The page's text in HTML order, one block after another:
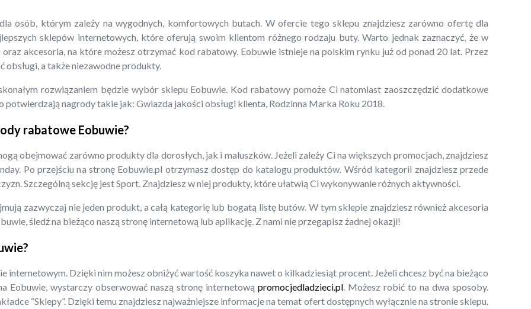
osób, którym zależy na wygodnych, komfortowych butach. W ofercie tego sklepu znajdziesz zarówno ofertę dla
sklepów internetowych, które oferują swoim klientom różnego rodzaju buty. Warto jednak zaznaczyć, że w
akcesoria, na które możesz otrzymać kod rabatowy. Eobuwie istnieje na polskim rynku już od ponad 20 lat. Przez
obsługi, a także niezawodne produkty.
rozwiązaniem będzie wybór sklepu Eobuwie. Kod rabatowy pomoże Ci natomiast zaoszczędzić dodatkowe
potwierdzają nagrody takie jak: Gwiazda jakości obsługi klienta, Rodzinna Marka Roku 2018.
rabatowe Eobuwie?
obejmować zarówno produkty dla dorosłych, jak i maluszków. Jeżeli zależy Ci na większych promocjach, znajdziesz
Po przejściu na stronę Eobuwie.pl otrzymasz dostęp do katalogu produktów. Wśród kategorii znajdziesz przede
Szczególną sekcję jest Sport. Znajdziesz w niej produkty, które ułatwią Ci wykonywanie różnych aktywności.
zazwyczaj nie jeden produkt, a całą kategorię lub bogatą listę butów. W tym sklepie znajdziesz również akcesoria
śledź na bieżąco naszą stronę internetową lub aplikację. Z nami nie przegapisz żadnej okazji!
internetowym. Dzięki nim możesz obniżyć wartość koszyka nawet o kilkadziesiąt procent. Jeżeli chcesz być na bieżąco
Eobuwie, wystarczy obserwować naszą stronę internetową promocjedladzieci.pl. Możesz robić to na dwa sposoby.
“Sklepy”. Dzięki temu znajdziesz najważniejsze informacje na temat ofert dostępnych wyłącznie na stronie sklepu.